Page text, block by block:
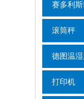
赛多利
滚筒秤
德图温
打印机